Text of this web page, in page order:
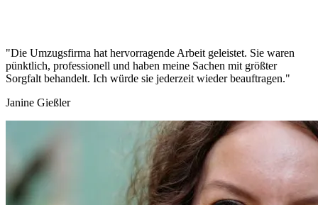
"Die Umzugsfirma hat hervorragende Arbeit geleistet. Sie waren
pünktlich, professionell und haben meine Sachen mit größter
Sorgfalt behandelt. Ich würde sie jederzeit wieder beauftragen."
Janine Gießler